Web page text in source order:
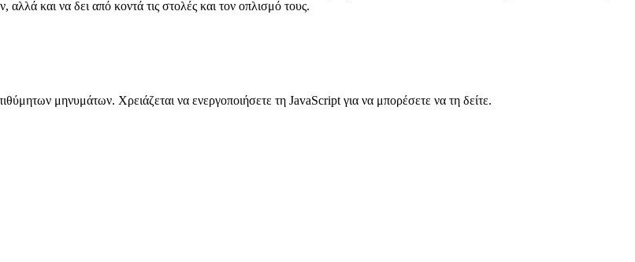
και να δει από κοντά τις στολές και τον οπλισμό τους.
μηνυμάτων. Χρειάζεται να ενεργοποιήσετε τη JavaScript για να μπορέσετε να τη δείτε.